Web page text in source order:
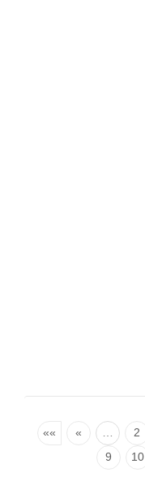
«« « … 2
9
10